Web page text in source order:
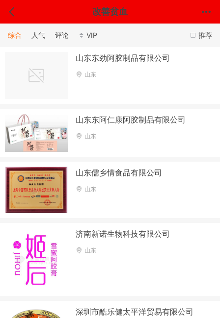
改善贫血
推荐
综合 人气 评论 VIP
山东东劲阿胶制品有限公司
山东
山东东阿仁康阿胶制品有限公司
山东
山东儒乡情食品有限公司
山东
济南新诺生物科技有限公司
山东
深圳市酷乐健太平洋贸易有限公司